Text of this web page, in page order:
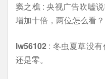
窦之樵 : 央视广告吹嘘
增加十倍，两位怎么看？
lw56102 : 冬虫夏草没
还是零。